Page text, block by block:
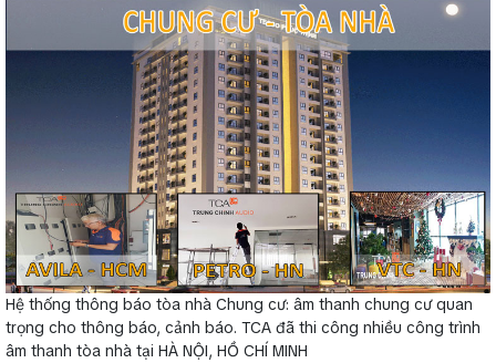
Hệ thống thông báo tòa nhà Chung cư: âm thanh chung cư quan
trọng cho thông báo, cảnh báo. TCA đã thi công nhiều công trình
âm thanh tòa nhà tại HÀ NỘI, HỒ CHÍ MINH